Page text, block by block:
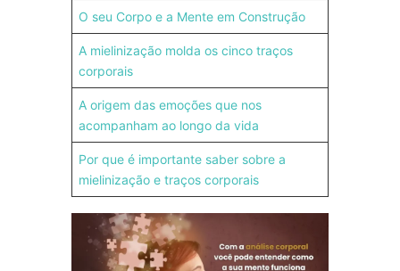
O seu Corpo e a Mente em Construção
A mielinização molda os cinco traços
corporais
A origem das emoções que nos
acompanham ao longo da vida
Por que é importante saber sobre a
mielinização e traços corporais